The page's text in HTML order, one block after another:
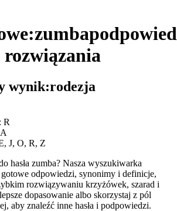
zumba
wynik:rodezja
R
J, O, R, Z
hasła zumba? Nasza wyszukiwarka
odpowiedzi, synonimy i definicje,
rozwiązywaniu krzyżówek, szarad i
dopasowanie albo skorzystaj z pól
aby znaleźć inne hasła i podpowiedzi.